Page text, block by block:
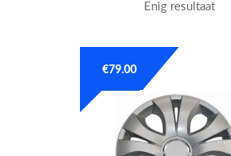
Tuning parts
Bedrijfswagen parts
Enig resultaat
€79.00